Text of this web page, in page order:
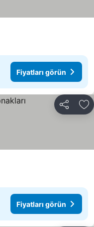
Fiyatları görün
Paylaş
Fiyatları görün